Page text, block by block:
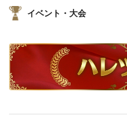
イベント・大会